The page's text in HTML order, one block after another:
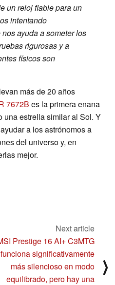
un reloj fiable para un
intentando
ayuda a someter los
rigurosas y a
físicos son
más de 20 años
7672B es la primera enana
una estrella similar al Sol. Y
a los astrónomos a
del universo y, en
mejor.
Next article
Prestige 16 AI+ C3MTG
funciona significativamente
más silencioso en modo
equilibrado, pero hay una
⟩